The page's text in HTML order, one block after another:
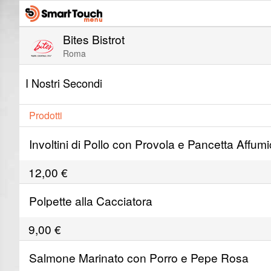
Bites Bistrot
Roma
I Nostri Secondi
Prodotti
Involtini di Pollo con Provola e Pancetta
12,00 €
Polpette alla Cacciatora
9,00 €
Salmone Marinato con Porro e Pepe Rosa